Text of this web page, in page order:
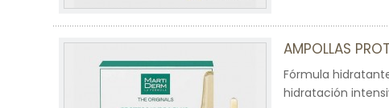
AMPOLLAS
Fórmula
hidratación